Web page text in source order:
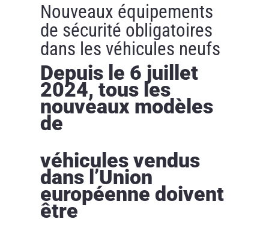
Nouveaux équipements
de sécurité obligatoires
dans les véhicules neufs
Depuis le 6 juillet
2024, tous les
nouveaux modèles
de
véhicules vendus
dans l’Union
européenne doivent
être